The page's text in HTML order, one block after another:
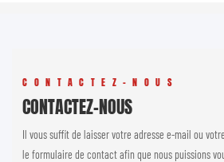
CONTACTEZ-NOUS
CONTACTEZ-NOUS
Il vous suffit de laisser votre adresse e-mail ou
le formulaire de contact afin que nous puissions